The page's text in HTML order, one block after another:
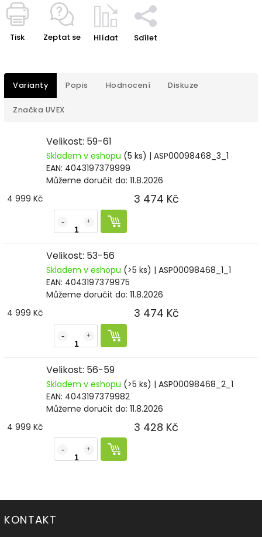
Tisk Zeptat se Hlídat Sdílet
Varianty Popis Hodnocení Diskuze
Značka UVEX
Velikost: 59-61
Skladem v eshopu (5 ks) | ASP00098468_3_1
EAN: 4043197379999
Můžeme doručit do: 11.8.2026
4 999 Kč
3 474 Kč
Velikost: 53-56
Skladem v eshopu (>5 ks) | ASP00098468_1_1
EAN: 4043197379975
Můžeme doručit do: 11.8.2026
4 999 Kč
3 474 Kč
Velikost: 56-59
Skladem v eshopu (>5 ks) | ASP00098468_2_1
EAN: 4043197379982
Můžeme doručit do: 11.8.2026
4 999 Kč
3 428 Kč
KONTAKT